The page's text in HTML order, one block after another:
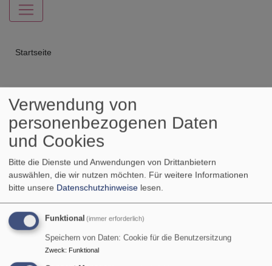
Hauptnavigation
Breadcrumb
Startseite
Start
Vielfalt gelebt wird, Freundschaften entstehen und jedes Kind
liebevoll und kompetent auf seinem individuellen Weg
Wir betreuen Kindervom ersten Lebensjahr bis zur 4.
Klasse– in
Kindergartengruppen
und bis zu
Verwendung von
personenbezogenen Daten
und Cookies
Bitte die Dienste und Anwendungen von Drittanbietern
auswählen, die wir nutzen möchten. Für weitere Informationen
bitte unsere Datenschutzhinweise lesen.
Funktional (immer erforderlich)
Speichern von Daten: Cookie für die Benutzersitzung
Zweck: Funktional